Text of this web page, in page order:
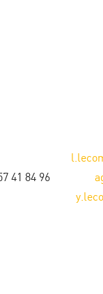
48 50 25
07 57 41 84 96
64 24